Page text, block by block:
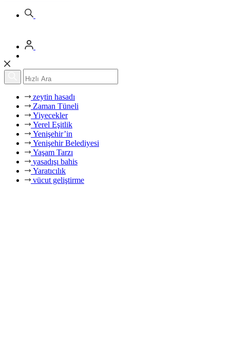
zeytin hasadı
Zaman Tüneli
Yiyecekler
Yerel Eşitlik
Yenişehir’in
Yenişehir Belediyesi
Yaşam Tarzı
yasadışı bahis
Yaratıcılık
vücut geliştirme